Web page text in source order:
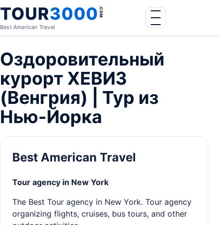
Skip to content
TOUR3000.COM
Best American Travel
Menu
Оздоровительный
курорт ХЕВИЗ
(Венгрия) | Тур из
Нью-Йорка
Best American Travel
Tour agency in New York
The Best Tour agency in New York. Tour agency
organizing flights, cruises, bus tours, and other